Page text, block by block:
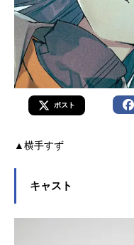
ポスト
▲横手すず
キャスト